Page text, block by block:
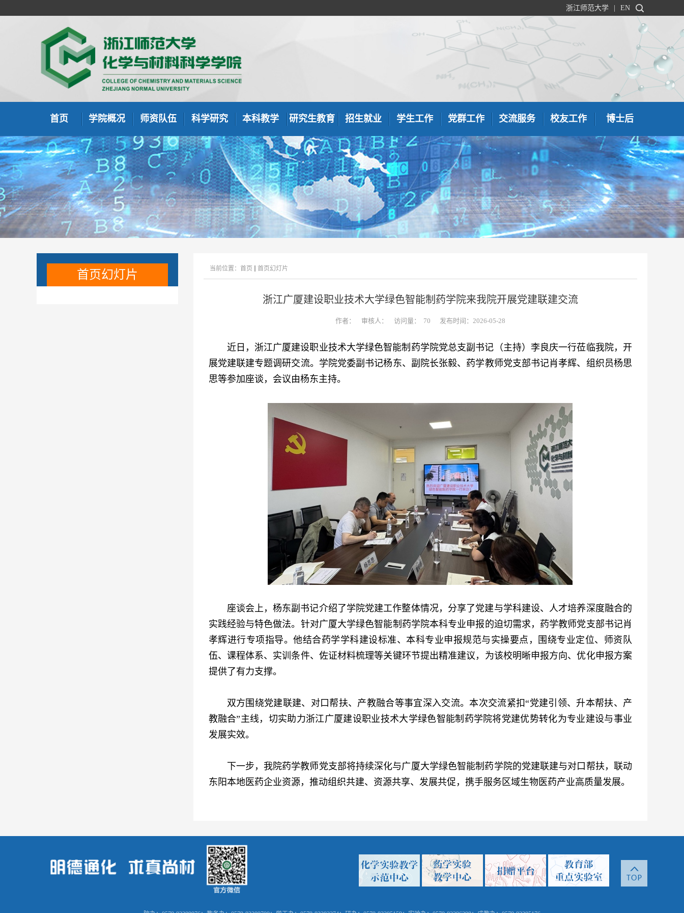
浙江师范大学 EN
首页 学院概况 师资队伍 科学研究 本科教学 研究生教育 招生就业 学生工作 党群工作 交流服务 校友工作 博士后
首页幻灯片 当前位置： 首页 首页幻灯片
浙江广厦建设职业技术大学绿色智能制药学院来我院开展党建联建交流
作者： 审核人： 访问量： 70 发布时间：2026-05-28
近日，浙江广厦建设职业技术大学绿色智能制药学院党总支副书记（主持）李良庆一行莅临我院，开
展党建联建专题调研交流。学院党委副书记杨东、副院长张毅、药学教师党支部书记肖孝辉、组织员杨思
思等参加座谈，会议由杨东主持。
座谈会上，杨东副书记介绍了学院党建工作整体情况，分享了党建与学科建设、人才培养深度融合的
实践经验与特色做法。针对广厦大学绿色智能制药学院本科专业申报的迫切需求，药学教师党支部书记肖
孝辉进行专项指导。他结合药学学科建设标准、本科专业申报规范与实操要点，围绕专业定位、师资队
伍、课程体系、实训条件、佐证材料梳理等关键环节提出精准建议，为该校明晰申报方向、优化申报方案
提供了有力支撑。
双方围绕党建联建、对口帮扶、产教融合等事宜深入交流。本次交流紧扣“党建引领、升本帮扶、产
教融合”主线，切实助力浙江广厦建设职业技术大学绿色智能制药学院将党建优势转化为专业建设与事业
发展实效。
下一步，我院药学教师党支部将持续深化与广厦大学绿色智能制药学院的党建联建与对口帮扶，联动
东阳本地医药企业资源，推动组织共建、资源共享、发展共促，携手服务区域生物医药产业高质量发展。